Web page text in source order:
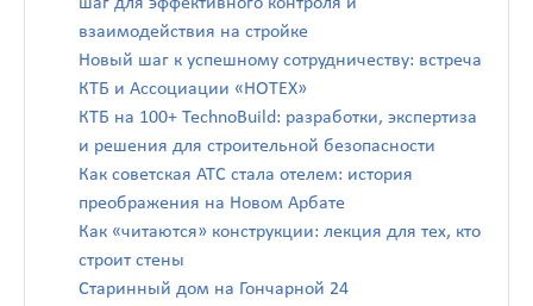
взаимодействия на стройке
Новый шаг к успешному сотрудничеству: встреча
КТБ и Ассоциации «НОТЕХ»
КТБ на 100+ TechnoBuild: разработки, экспертиза
и решения для строительной безопасности
Как советская АТС стала отелем: история
преображения на Новом Арбате
Как «читаются» конструкции: лекция для тех, кто
строит стены
Старинный дом на Гончарной 24